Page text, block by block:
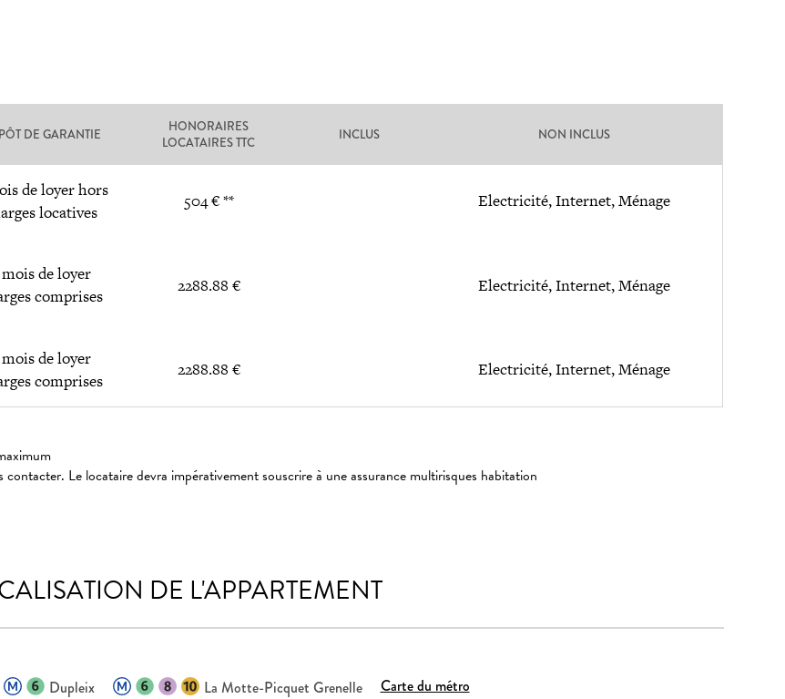
DE GARANTIE
HONORAIRES
LOCATAIRES TTC
INCLUS NON INCLUS
de loyer hors
locatives
504 € ** Electricité, Internet, Ménage
de loyer
comprises
2288.88 € Electricité, Internet, Ménage
de loyer
comprises
2288.88 € Electricité, Internet, Ménage
contacter. Le locataire devra impérativement souscrire à une assurance multirisques habitation
DE L'APPARTEMENT
Dupleix La Motte-Picquet Grenelle Carte du métro